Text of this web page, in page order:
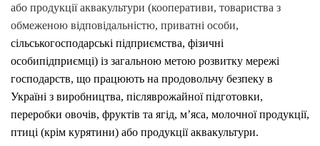
або продукції аквакультури (кооперативи, товариства з
обмеженою відповідальністю, приватні особи,
сільськогосподарські підприємства, фізичні
особипідприємці) із загальною метою розвитку мережі
господарств, що працюють на продовольчу безпеку в
Україні з виробництва, післяврожайної підготовки,
переробки овочів, фруктів та ягід, м’яса, молочної продукції,
птиці (крім курятини) або продукції аквакультури.